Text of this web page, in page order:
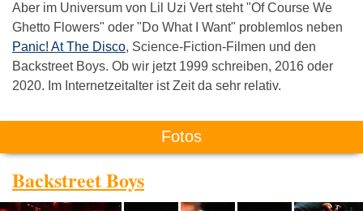
Aber im Universum von Lil Uzi Vert steht "Of Course We
Ghetto Flowers" oder "Do What I Want" problemlos neben
Panic! At The Disco, Science-Fiction-Filmen und den
Backstreet Boys. Ob wir jetzt 1999 schreiben, 2016 oder
2020. Im Internetzeitalter ist Zeit da sehr relativ.
Fotos
Backstreet Boys